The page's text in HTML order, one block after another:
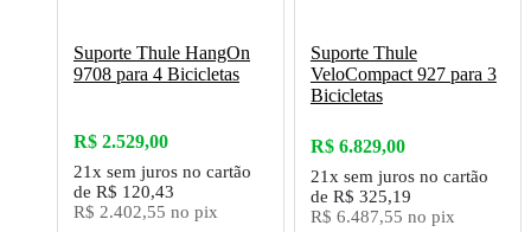
Suporte Thule HangOn
9708 para 4 Bicicletas
R$ 2.529,00
21x sem juros no cartão
de R$ 120,43
R$ 2.402,55 no pix
Suporte Thule
VeloCompact 927 para 3
Bicicletas
R$ 6.829,00
21x sem juros no cartão
de R$ 325,19
R$ 6.487,55 no pix